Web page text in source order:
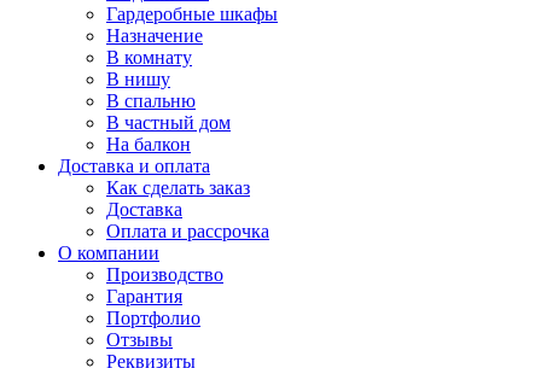
Гардеробные шкафы
Назначение
В комнату
В нишу
В спальню
В частный дом
На балкон
Доставка и оплата
Как сделать заказ
Доставка
Оплата и рассрочка
О компании
Производство
Гарантия
Портфолио
Отзывы
Реквизиты